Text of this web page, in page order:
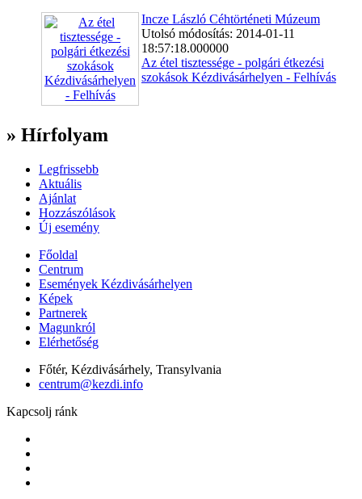
Incze László Céhtörténeti Múzeum
Utolsó módosítás: 2014-01-11
18:57:18.000000
Az étel tisztessége - polgári étkezési
szokások Kézdivásárhelyen - Felhívás
» Hírfolyam
Legfrissebb
Aktuális
Ajánlat
Hozzászólások
Új esemény
Főoldal
Centrum
Események Kézdivásárhelyen
Képek
Partnerek
Magunkról
Elérhetőség
Főtér, Kézdivásárhely, Transylvania
centrum@kezdi.info
Kapcsolj ránk